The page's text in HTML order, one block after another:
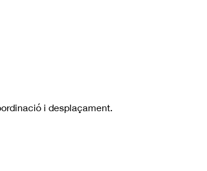
i desplaçament.